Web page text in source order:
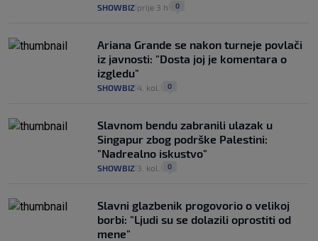
SHOWBIZ prije 3 h 0
Ariana Grande se nakon turneje povlači
iz javnosti: "Dosta joj je komentara o
izgledu"
SHOWBIZ 4. kol. 0
Slavnom bendu zabranili ulazak u
Singapur zbog podrške Palestini:
"Nadrealno iskustvo"
SHOWBIZ 3. kol. 0
Slavni glazbenik progovorio o velikoj
borbi: "Ljudi su se dolazili oprostiti od
mene"